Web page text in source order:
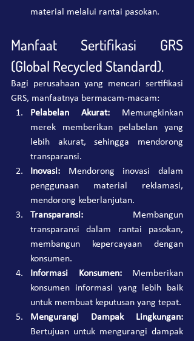
material melalui rantai pasokan.
Manfaat Sertifikasi GRS
(Global Recycled Standard).
Bagi perusahaan yang mencari sertifikasi
GRS, manfaatnya bermacam-macam:
Pelabelan Akurat:
Memungkinkan
merek memberikan pelabelan yang
lebih akurat, sehingga mendorong
transparansi.
Inovasi:
Mendorong inovasi dalam
penggunaan material reklamasi,
mendorong keberlanjutan.
Transparansi:
Membangun
transparansi dalam rantai pasokan,
membangun kepercayaan dengan
konsumen.
Informasi Konsumen:
Memberikan
konsumen informasi yang lebih baik
untuk membuat keputusan yang tepat.
Bertujuan untuk mengurangi dampak